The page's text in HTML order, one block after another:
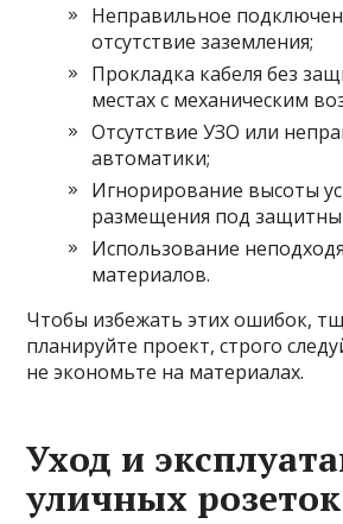
Неправильное
отсутствие заземления;
Прокладка кабеля без
местах с механическим
Отсутствие УЗО или
автоматики;
Игнорирование высоты
размещения под
Использование
материалов.
Чтобы избежать этих ошибок,
планируйте проект, строго
не экономьте на материалах.
Уход и
уличных розеток